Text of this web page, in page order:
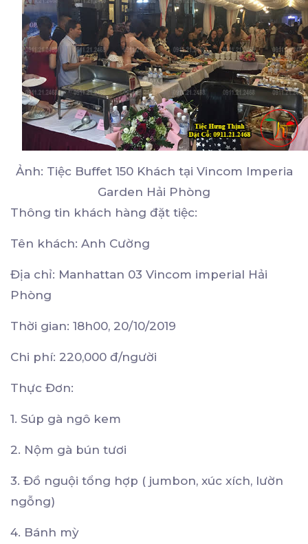
Ảnh: Tiệc Buffet 150 Khách tại Vincom Imperia
Garden Hải Phòng
Thông tin khách hàng đặt tiệc:
Tên khách: Anh Cường
Địa chỉ: Manhattan 03 Vincom imperial Hải
Phòng
Thời gian: 18h00, 20/10/2019
Chi phí: 220,000 đ/người
Thực Đơn:
1. Súp gà ngô kem
2. Nộm gà bún tươi
3. Đồ nguội tổng hợp ( jumbon, xúc xích, lườn
ngỗng)
4. Bánh mỳ